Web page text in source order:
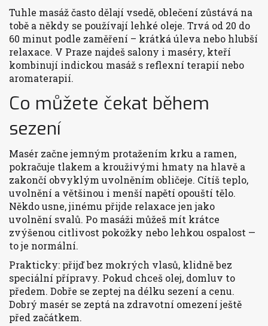
Tuhle masáž často dělají vsedě, oblečení zůstává na
tobě a někdy se používají lehké oleje. Trvá od 20 do
60 minut podle zaměření – krátká úleva nebo hlubší
relaxace. V Praze najdeš salony i maséry, kteří
kombinují indickou masáž s reflexní terapií nebo
aromaterapií.
Co můžete čekat během
sezení
Masér začne jemným protažením krku a ramen,
pokračuje tlakem a krouživými hmaty na hlavě a
zakončí obvyklým uvolněním obličeje. Cítíš teplo,
uvolnění a většinou i menší napětí opouští tělo.
Někdo usne, jinému přijde relaxace jen jako
uvolnění svalů. Po masáži můžeš mít krátce
zvýšenou citlivost pokožky nebo lehkou ospalost —
to je normální.
Prakticky: přijď bez mokrých vlasů, klidně bez
speciální přípravy. Pokud chceš olej, domluv to
předem. Dobře se zeptej na délku sezení a cenu.
Dobrý masér se zeptá na zdravotní omezení ještě
před začátkem.